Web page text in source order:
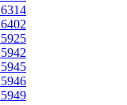
6314
6402
5925
5942
5945
5946
5949